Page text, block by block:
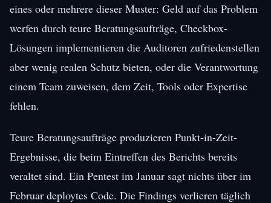
eines oder mehrere dieser Muster: Geld auf das Problem
werfen durch teure Beratungsaufträge, Checkbox-
Lösungen implementieren die Auditoren zufriedenstellen
aber wenig realen Schutz bieten, oder die Verantwortung
einem Team zuweisen, dem Zeit, Tools oder Expertise
fehlen.
Teure Beratungsaufträge produzieren Punkt-in-Zeit-
Ergebnisse, die beim Eintreffen des Berichts bereits
veraltet sind. Ein Pentest im Januar sagt nichts über im
Februar deploytes Code. Die Findings verlieren täglich